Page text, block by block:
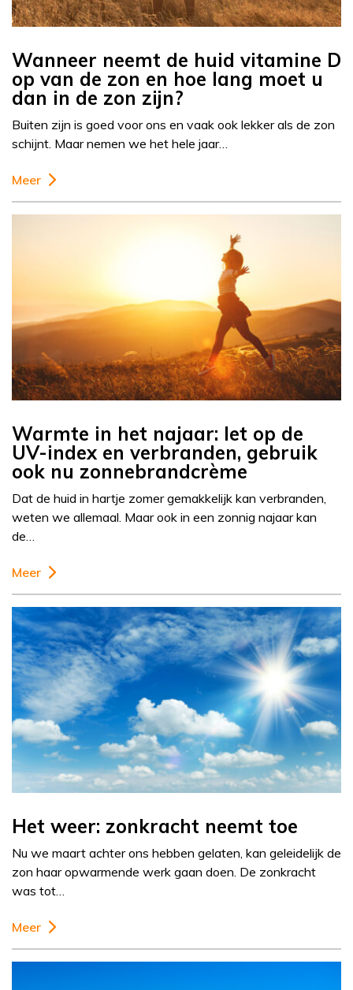
Wanneer neemt de huid vitamine D
op van de zon en hoe lang moet u
dan in de zon zijn?
Buiten zijn is goed voor ons en vaak ook lekker als de zon
schijnt. Maar nemen we het hele jaar…
Meer
Warmte in het najaar: let op de
UV-index en verbranden, gebruik
ook nu zonnebrandcrème
Dat de huid in hartje zomer gemakkelijk kan verbranden,
weten we allemaal. Maar ook in een zonnig najaar kan
de…
Meer
Het weer: zonkracht neemt toe
Nu we maart achter ons hebben gelaten, kan geleidelijk de
zon haar opwarmende werk gaan doen. De zonkracht
was tot…
Meer